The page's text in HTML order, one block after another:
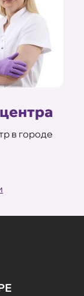
в городе